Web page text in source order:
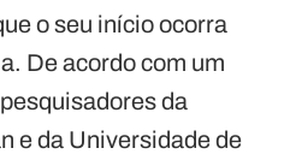
o seu início ocorra
De acordo com um
da
e da Universidade de